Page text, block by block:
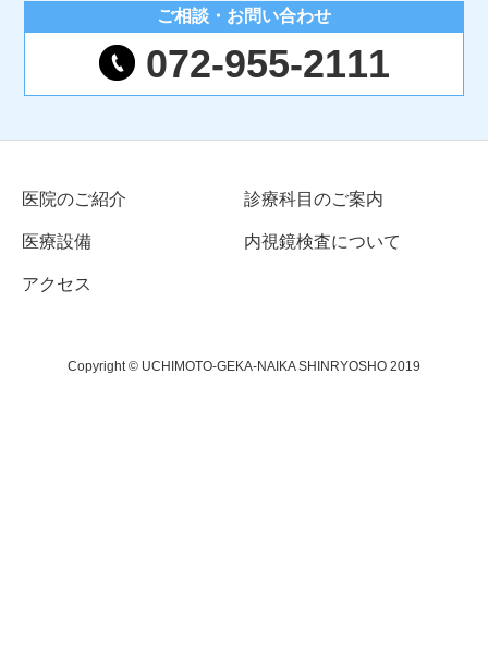
ご相談・ お問い合わせ
072-955-2111
医院のご紹介 診療科目のご案内
医療設備 内視鏡検査について
アクセス
Copyright © UCHIMOTO-GEKA-NAIKA SHINRYOSHO 2019